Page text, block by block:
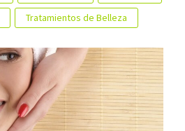
Tratamientos de Belleza